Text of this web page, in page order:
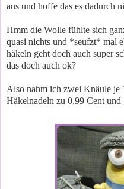
aus und hoffe das es dadurch
Hmm die Wolle fühlte sich
quasi nichts und *seufzt* mal
häkeln geht doch auch super
das doch auch ok?
Also nahm ich zwei Knäule je
Häkelnadeln zu 0,99 Cent